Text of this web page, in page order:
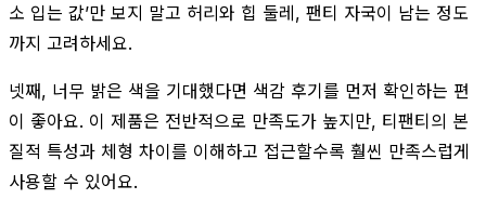
소 입는 값’만 보지 말고 허리와 힙 둘레, 팬티 자국이 남는 정도
까지 고려하세요.
넷째, 너무 밝은 색을 기대했다면 색감 후기를 먼저 확인하는 편
이 좋아요. 이 제품은 전반적으로 만족도가 높지만, 티팬티의 본
질적 특성과 체형 차이를 이해하고 접근할수록 훨씬 만족스럽게
사용할 수 있어요.